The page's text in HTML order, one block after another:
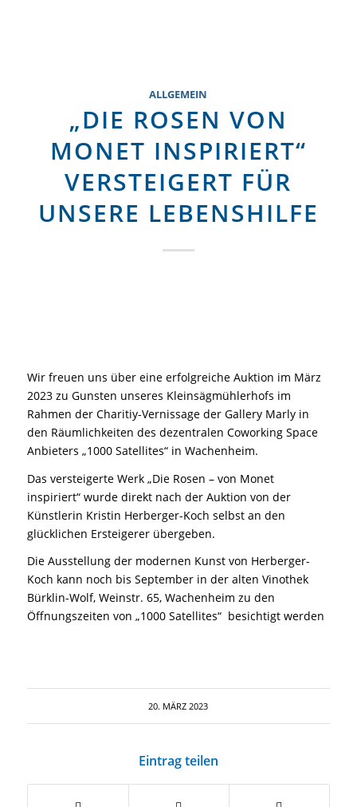
ALLGEMEIN
„DIE ROSEN VON
MONET INSPIRIERT“
VERSTEIGERT FÜR
UNSERE LEBENSHILFE
Wir freuen uns über eine erfolgreiche Auktion im März
2023 zu Gunsten unseres Kleinsägmühlerhofs im
Rahmen der Charitiy-Vernissage der Gallery Marly in
den Räumlichkeiten des dezentralen Coworking Space
Anbieters „1000 Satellites“ in Wachenheim.
Das versteigerte Werk „Die Rosen – von Monet
inspiriert“ wurde direkt nach der Auktion von der
Künstlerin Kristin Herberger-Koch selbst an den
glücklichen Ersteigerer übergeben.
Die Ausstellung der modernen Kunst von Herberger-
Koch kann noch bis September in der alten Vinothek
Bürklin-Wolf, Weinstr. 65, Wachenheim zu den
Öffnungszeiten von „1000 Satellites“ besichtigt werden
20. MÄRZ 2023
Eintrag teilen